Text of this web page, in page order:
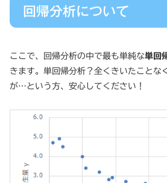
回帰分析について
ここで、回帰分析の中で最も単純な単回
きます。単回帰分析？全くきいたことな
が…という方、安心してください！